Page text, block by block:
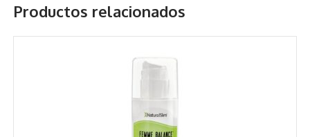
Productos relacionados